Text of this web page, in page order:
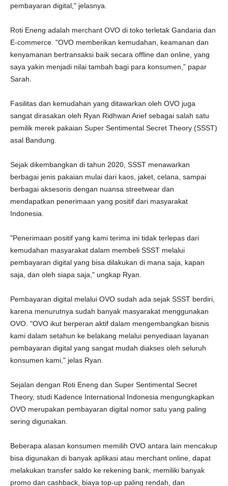
pembayaran digital," jelasnya.
Roti Eneng adalah merchant OVO di toko terletak Gandaria dan
E-commerce. "OVO memberikan kemudahan, keamanan dan
kenyamanan bertransaksi baik secara offline dan online, yang
saya yakin menjadi nilai tambah bagi para konsumen,” papar
Sarah.
Fasilitas dan kemudahan yang ditawarkan oleh OVO juga
sangat dirasakan oleh Ryan Ridhwan Arief sebagai salah satu
pemilik merek pakaian Super Sentimental Secret Theory (SSST)
asal Bandung.
Sejak dikembangkan di tahun 2020, SSST menawarkan
berbagai jenis pakaian mulai dari kaos, jaket, celana, sampai
berbagai aksesoris dengan nuansa streetwear dan
mendapatkan penerimaan yang positif dari masyarakat
Indonesia.
"Penerimaan positif yang kami terima ini tidak terlepas dari
kemudahan masyarakat dalam membeli SSST melalui
pembayaran digital yang bisa dilakukan di mana saja, kapan
saja, dan oleh siapa saja," ungkap Ryan.
Pembayaran digital melalui OVO sudah ada sejak SSST berdiri,
karena menurutnya sudah banyak masyarakat menggunakan
OVO. "OVO ikut berperan aktif dalam mengembangkan bisnis
kami dalam setahun ke belakang melalui penyediaan layanan
pembayaran digital yang sangat mudah diakses oleh seluruh
konsumen kami," jelas Ryan.
Sejalan dengan Roti Eneng dan Super Sentimental Secret
Theory, studi Kadence International Indonesia mengungkapkan
OVO merupakan pembayaran digital nomor satu yang paling
sering digunakan.
Beberapa alasan konsumen memilih OVO antara lain mencakup
bisa digunakan di banyak aplikasi atau merchant online, dapat
melakukan transfer saldo ke rekening bank, memiliki banyak
promo dan cashback, biaya top-up paling rendah, dan